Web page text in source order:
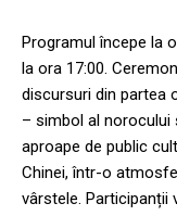
Programul începe la
la ora 17:00.
discursuri din partea
– simbol al norocului
aproape de public
Chinei, într-o
vârstele. Participanții